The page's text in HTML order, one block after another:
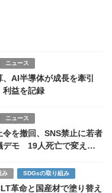
ニュース
、AI半導体が成長を牽引
利益を記録
ニュース
令を撤回、SNS禁止に若者
デモ 19人死亡で変えた
み SDGsの取り組み
革命と国産材で塗り替え